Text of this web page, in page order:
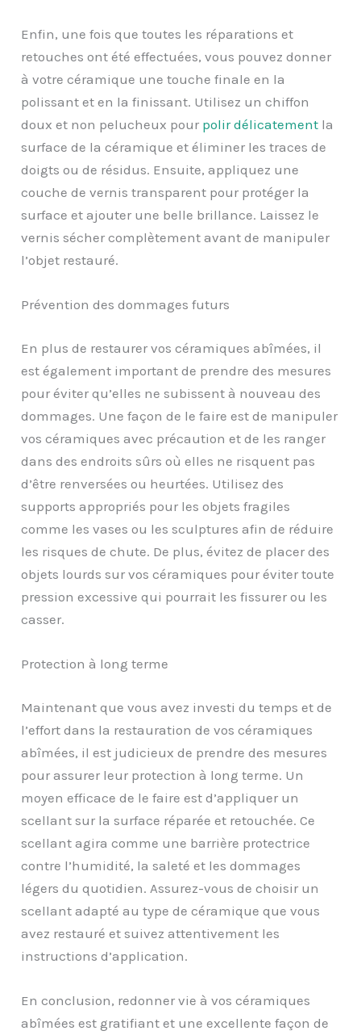
Enfin, une fois que toutes les réparations et
retouches ont été effectuées, vous pouvez donner
à votre céramique une touche finale en la
polissant et en la finissant. Utilisez un chiffon
doux et non pelucheux pour polir délicatement la
surface de la céramique et éliminer les traces de
doigts ou de résidus. Ensuite, appliquez une
couche de vernis transparent pour protéger la
surface et ajouter une belle brillance. Laissez le
vernis sécher complètement avant de manipuler
l’objet restauré.
Prévention des dommages futurs
En plus de restaurer vos céramiques abîmées, il
est également important de prendre des mesures
pour éviter qu’elles ne subissent à nouveau des
dommages. Une façon de le faire est de manipuler
vos céramiques avec précaution et de les ranger
dans des endroits sûrs où elles ne risquent pas
d’être renversées ou heurtées. Utilisez des
supports appropriés pour les objets fragiles
comme les vases ou les sculptures afin de réduire
les risques de chute. De plus, évitez de placer des
objets lourds sur vos céramiques pour éviter toute
pression excessive qui pourrait les fissurer ou les
casser.
Protection à long terme
Maintenant que vous avez investi du temps et de
l’effort dans la restauration de vos céramiques
abîmées, il est judicieux de prendre des mesures
pour assurer leur protection à long terme. Un
moyen efficace de le faire est d’appliquer un
scellant sur la surface réparée et retouchée. Ce
scellant agira comme une barrière protectrice
contre l’humidité, la saleté et les dommages
légers du quotidien. Assurez-vous de choisir un
scellant adapté au type de céramique que vous
avez restauré et suivez attentivement les
instructions d’application.
En conclusion, redonner vie à vos céramiques
abîmées est gratifiant et une excellente façon de